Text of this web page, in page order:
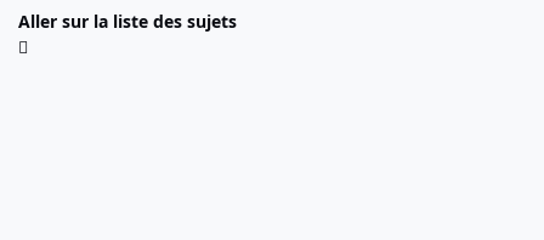
Aller sur la liste des sujets